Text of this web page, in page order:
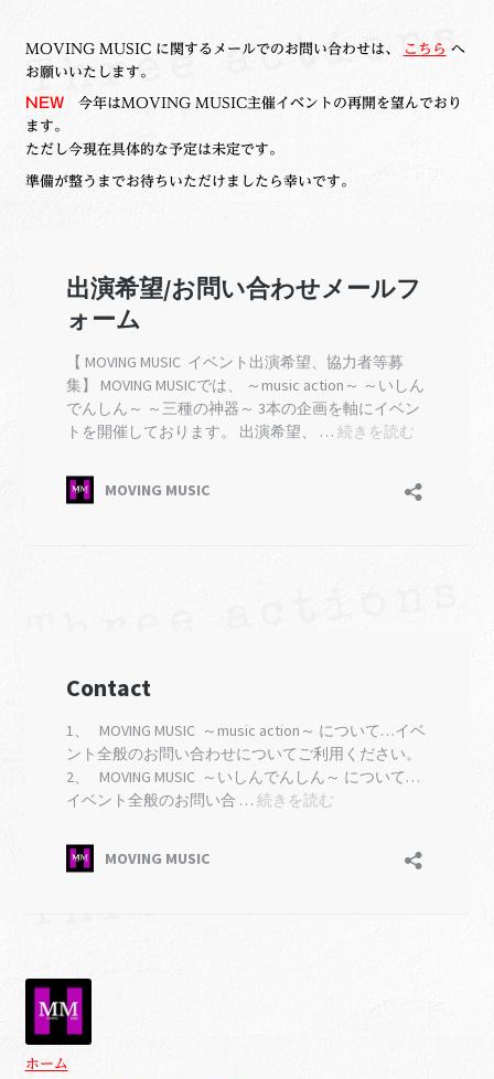
MOVING MUSIC に関するメールでのお問い合わせは、 こちら へ
お願いいたします。
NEW
今年はMOVING MUSIC主催イベントの再開を望んでおり
ます。
ただし今現在具体的な予定は未定です。
準備が整うまでお待ちいただけましたら幸いです。
ホーム